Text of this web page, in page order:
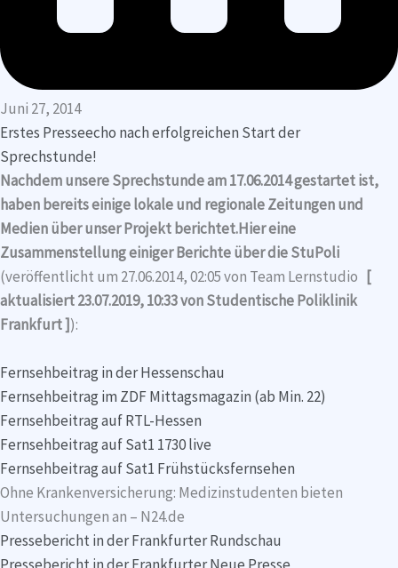
Juni 27, 2014
Erstes Presseecho nach erfolgreichen Start der
Sprechstunde!
Nachdem unsere Sprechstunde am 17.06.2014 gestartet ist,
haben bereits einige lokale und regionale Zeitungen und
Medien über unser Projekt berichtet.Hier eine
Zusammenstellung einiger Berichte über die StuPoli
(veröffentlicht um 27.06.2014, 02:05 von Team Lernstudio [
aktualisiert 23.07.2019, 10:33 von Studentische Poliklinik
Frankfurt ]):
Fernsehbeitrag in der Hessenschau
Fernsehbeitrag im ZDF Mittagsmagazin (ab Min. 22)
Fernsehbeitrag auf RTL-Hessen
Fernsehbeitrag auf Sat1 1730 live
Fernsehbeitrag auf Sat1 Frühstücksfernsehen
Ohne Krankenversicherung: Medizinstudenten bieten
Untersuchungen an – N24.de
Pressebericht in der Frankfurter Rundschau